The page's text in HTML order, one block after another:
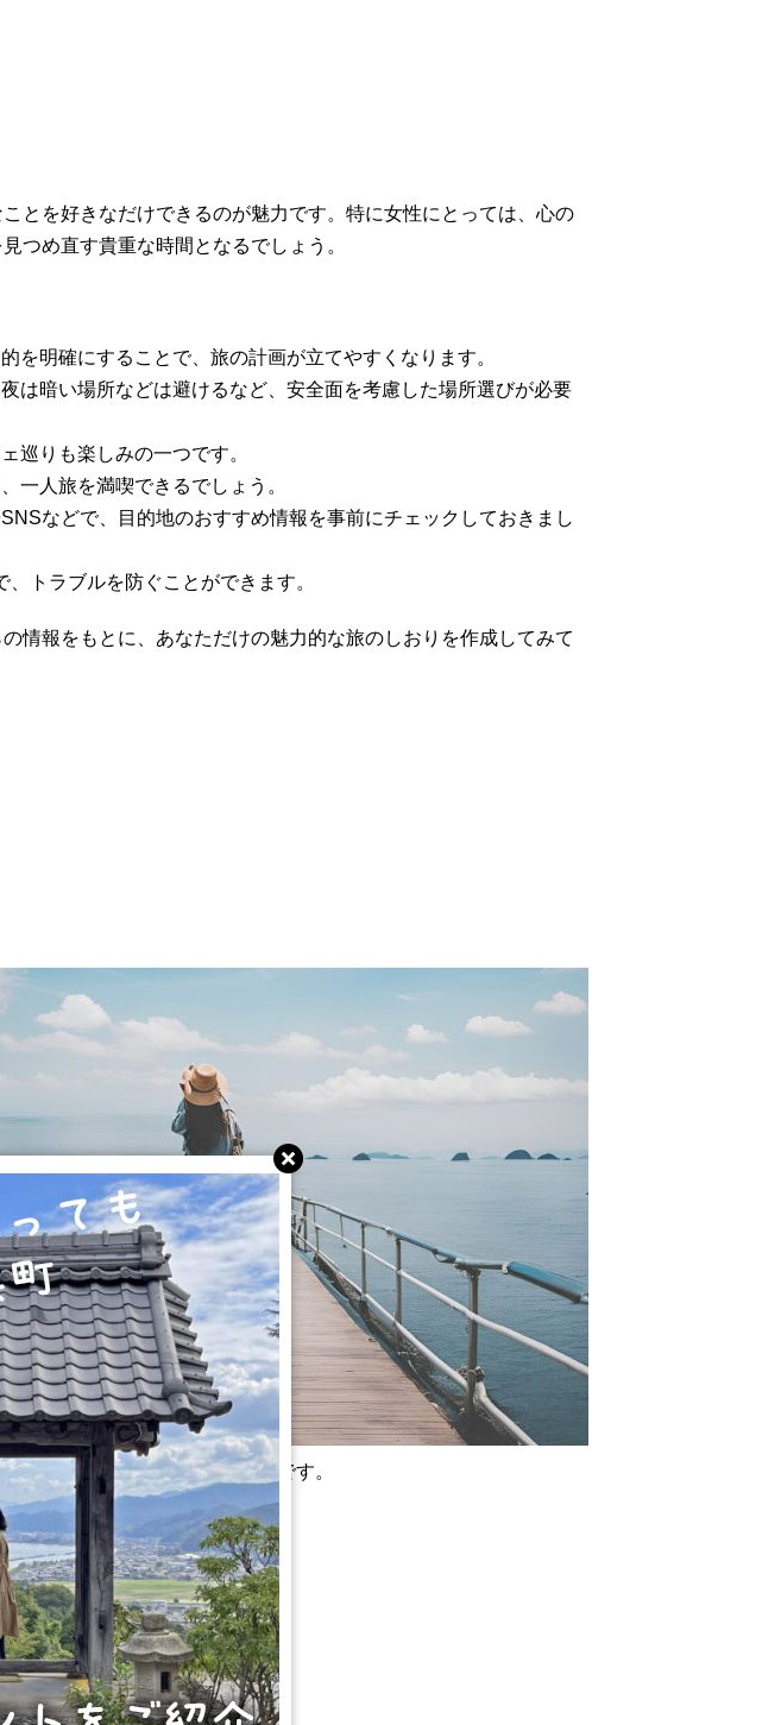
とを好きなだけできるのが魅力です。特に女性にとっては、心の
つめ直す貴重な時間となるでしょう。
明確にすることで、旅の計画が立てやすくなります。
は暗い場所などは避けるなど、安全面を考慮した場所選びが必要
巡りも楽しみの一つです。
一人旅を満喫できるでしょう。
などで、目的地のおすすめ情報を事前にチェックしておきまし
トラブルを防ぐことができます。
情報をもとに、あなただけの魅力的な旅のしおりを作成してみて
らを体験する素晴らしい方法です。